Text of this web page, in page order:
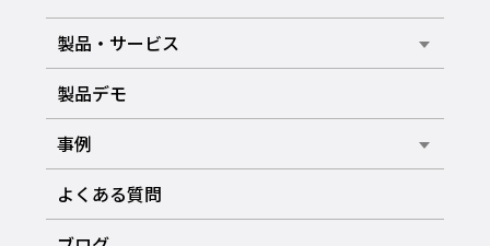
製品・サービス
製品デモ
事例
よくある質問